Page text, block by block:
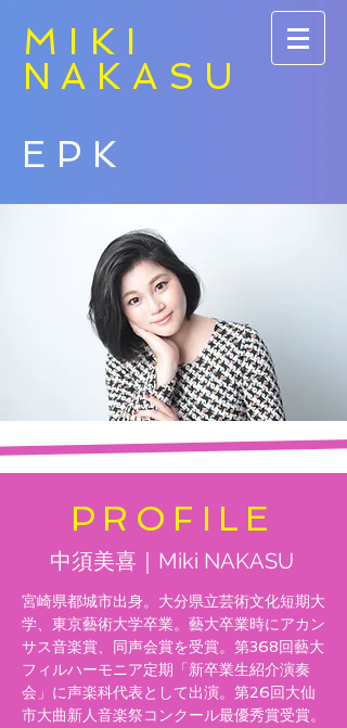
EPK
NAKASU
MIKI
PROFILE
中須美喜｜Miki NAKASU
宮崎県都城市出身。大分県立芸術文化短期大
学、東京藝術大学卒業。藝大卒業時にアカン
サス音楽賞、同声会賞を受賞。第368回藝大
フィルハーモニア定期「新卒業生紹介演奏
会」に声楽科代表として出演。第26回大仙
市大曲新人音楽祭コンクール最優秀賞受賞。